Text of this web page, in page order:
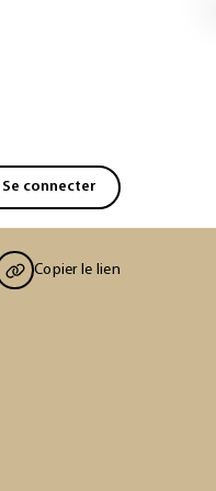
Se connecter
Copier le lien